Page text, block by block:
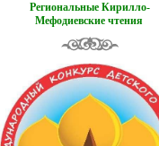
Региональные Кирилло-
Мефодиевские чтения